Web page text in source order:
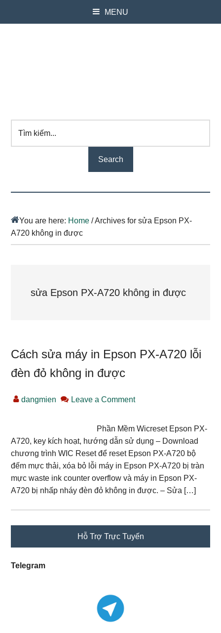
MENU
kiếm...
You are here: Home /Archives for sửa Epson PX-
A720 không in được
sửa Epson PX-A720 không in được
Cách sửa máy in Epson PX-A720 lỗi
đèn đỏ không in được
dangmien Leave a Comment
Phần Mềm Wicreset Epson PX-
A720, key kích hoạt, hướng dẫn sử dụng – Download
chương trình WIC Reset để reset Epson PX-A720 bộ
đếm mực thải, xóa bỏ lỗi máy in Epson PX-A720 bị tràn
mực waste ink counter overflow và máy in Epson PX-
A720 bị nhấp nháy đèn đỏ không in được. – Sửa […]
Hỗ Trợ Trực Tuyến
Telegram